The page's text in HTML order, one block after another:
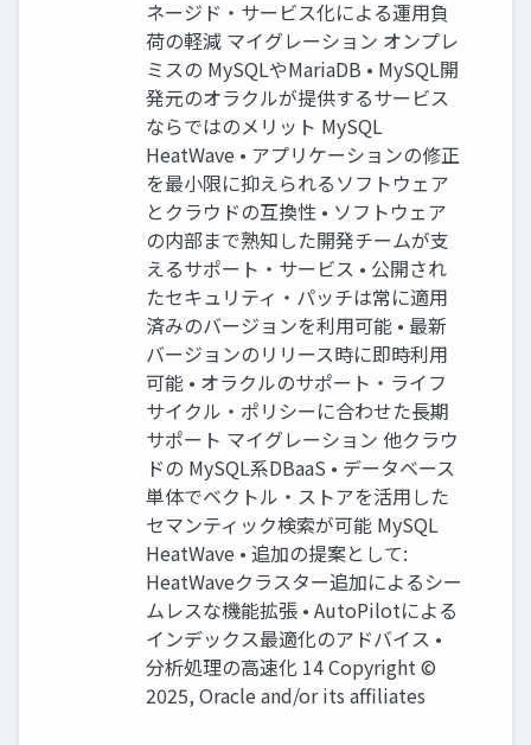
ネージド・サービス化による運用負
荷の軽減 マイグレーション オンプレ
ミスの MySQLやMariaDB • MySQL開
発元のオラクルが提供するサービス
ならではのメリット MySQL
HeatWave • アプリケーションの修正
を最小限に抑えられるソフトウェア
とクラウドの互換性 • ソフトウェア
の内部まで熟知した開発チームが支
えるサポート・サービス • 公開され
たセキュリティ・パッチは常に適用
済みのバージョンを利用可能 • 最新
バージョンのリリース時に即時利用
可能 • オラクルのサポート・ライフ
サイクル・ポリシーに合わせた長期
サポート マイグレーション 他クラウ
ドの MySQL系DBaaS • データベース
単体でベクトル・ストアを活用した
セマンティック検索が可能 MySQL
HeatWave • 追加の提案として:
HeatWaveクラスター追加によるシー
ムレスな機能拡張 • AutoPilotによる
インデックス最適化のアドバイス •
分析処理の高速化 14 Copyright ©
2025, Oracle and/or its affiliates